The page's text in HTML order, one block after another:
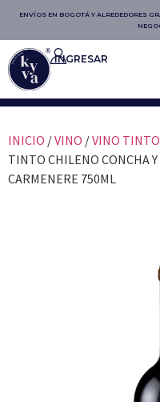
ENVÍOS EN BOGOTÁ Y ALREDEDORES
INGRESAR
INICIO /VINO /VINO TINTO
TINTO CHILENO CONCHA
CARMENERE 750ML